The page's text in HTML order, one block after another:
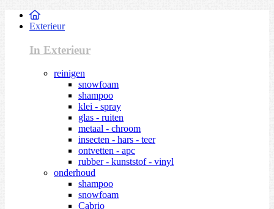
Exterieur
In Exterieur
reinigen
snowfoam
shampoo
klei - spray
glas - ruiten
metaal - chroom
insecten - hars - teer
ontvetten - apc
rubber - kunststof - vinyl
onderhoud
shampoo
snowfoam
Cabrio